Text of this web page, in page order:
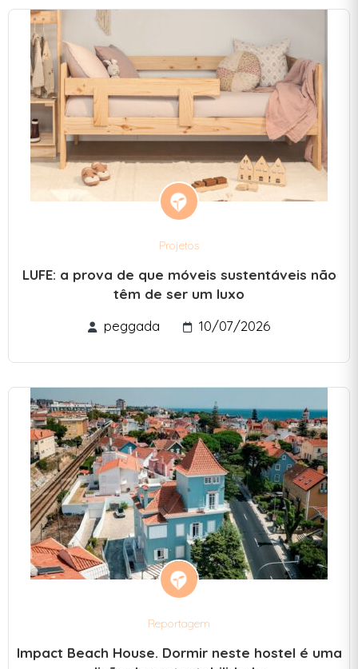
Projetos
LUFE: a prova de que móveis sustentáveis não
têm de ser um luxo
peggada
10/07/2026
Reportagem
Impact Beach House. Dormir neste hostel é uma